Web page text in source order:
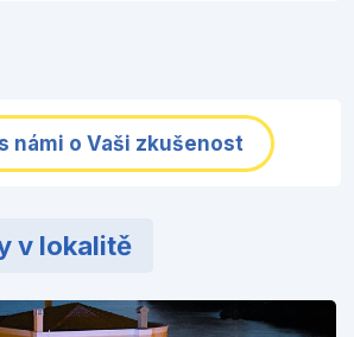
námi o Vaši zkušenost
v lokalitě